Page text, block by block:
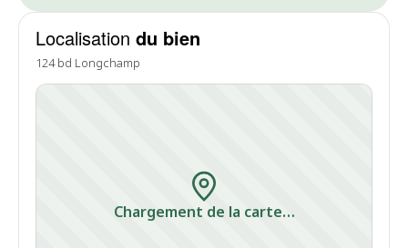
Localisation du bien
124 bd Longchamp
Chargement de la carte…